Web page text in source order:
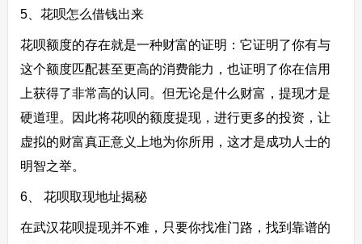
5、花呗怎么借钱出来
花呗额度的存在就是一种财富的证明：它证明了你有与
这个额度匹配甚至更高的消费能力，也证明了你在信用
上获得了非常高的认同。但无论是什么财富，提现才是
硬道理。因此将花呗的额度提现，进行更多的投资，让
虚拟的财富真正意义上地为你所用，这才是成功人士的
明智之举。
6、 花呗取现地址揭秘
在武汉花呗提现并不难，只要你找准门路，找到靠谱的